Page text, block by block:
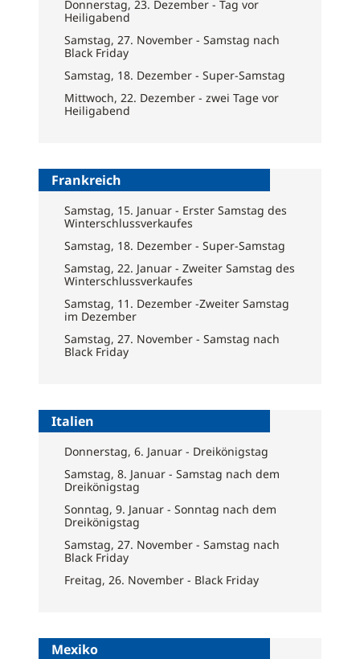
Donnerstag, 23. Dezember - Tag vor
Heiligabend
Samstag, 27. November - Samstag nach
Black Friday
Samstag, 18. Dezember - Super-Samstag
Mittwoch, 22. Dezember - zwei Tage vor
Heiligabend
Frankreich
Samstag, 15. Januar - Erster Samstag des
Winterschlussverkaufes
Samstag, 18. Dezember - Super-Samstag
Samstag, 22. Januar - Zweiter Samstag des
Winterschlussverkaufes
Samstag, 11. Dezember -Zweiter Samstag
im Dezember
Samstag, 27. November - Samstag nach
Black Friday
Italien
Donnerstag, 6. Januar - Dreikönigstag
Samstag, 8. Januar - Samstag nach dem
Dreikönigstag
Sonntag, 9. Januar - Sonntag nach dem
Dreikönigstag
Samstag, 27. November - Samstag nach
Black Friday
Freitag, 26. November - Black Friday
Mexiko